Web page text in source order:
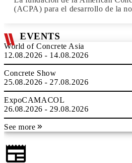
(ACPA) para el desarrollo de la
EVENTS
World of Concrete Asia
12.08.2026 - 14.08.2026
Concrete Show
25.08.2026 - 27.08.2026
ExpoCAMACOL
26.08.2026 - 29.08.2026
See more